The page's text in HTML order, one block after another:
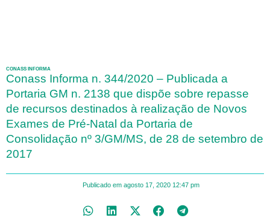
CONASS INFORMA
Conass Informa n. 344/2020 – Publicada a
Portaria GM n. 2138 que dispõe sobre repasse
de recursos destinados à realização de Novos
Exames de Pré-Natal da Portaria de
Consolidação nº 3/GM/MS, de 28 de setembro de
2017
Publicado em agosto 17, 2020 12:47 pm